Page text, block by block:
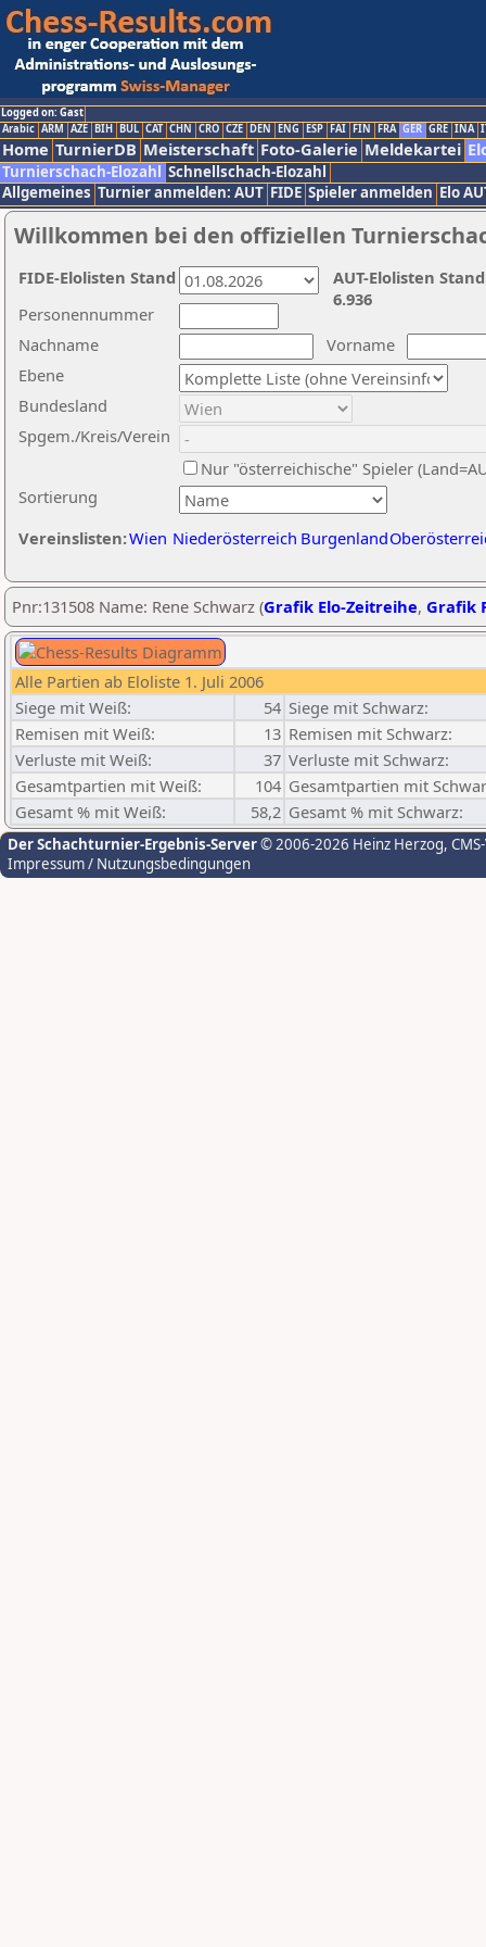
Logged on: Gast
Arabic ARM AZE BIH BUL CAT CHN CRO CZE DEN ENG ESP FAI FIN FRA GER GRE INA
Home TurnierDB Meisterschaft Foto-Galerie Meldekartei
Turnierschach-Elozahl Schnellschach-Elozahl
Allgemeines Turnier anmelden: AUT FIDE Spieler anmelden Elo
Willkommen bei den offiziellen
Nachname
Vorname
Ebene
Sortierung
Personennummer
Bundesland
Spgem./Kreis/Verein
Nur "österreichische" Spieler
Vereinslisten:Wien Niederösterreich Burgenland
AUT-Elolisten
6.936
FIDE-Elolisten Stand
Pnr:131508 Name: Rene Schwarz (Grafik Elo-Zeitreihe, Grafik
Alle Partien ab Eloliste 1. Juli 2006
Siege mit Weiß:
54 Siege mit Schwarz:
Remisen mit Weiß:
13 Remisen mit Schwarz:
Verluste mit Weiß:
37 Verluste mit Schwarz:
Gesamtpartien mit Weiß:
104 Gesamtpartien mit
Gesamt % mit Weiß:
58,2 Gesamt % mit Schwarz:
Der Schachturnier-Ergebnis-Server© 2006-2026 Heinz Herzog,
Impressum / Nutzungsbedingungen